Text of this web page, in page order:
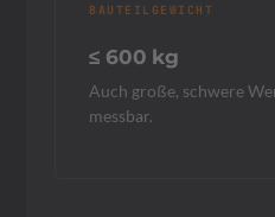
BAUTEILGEWICHT
≤ 600 kg
Auch große, schwere
messbar.